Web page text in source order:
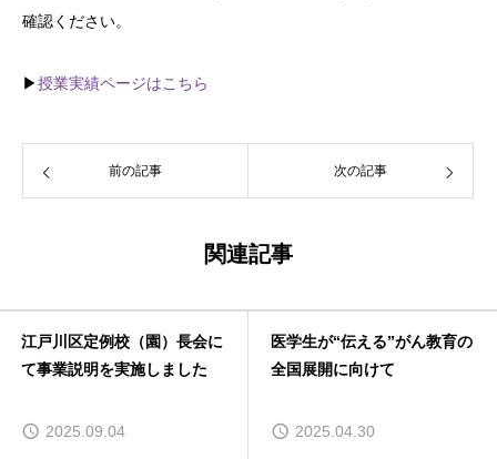
確認ください。
▶授業実績ページはこちら
前の記事 次の記事
関連記事
江戸川区定例校（園）長会に
て事業説明を実施しました
2025.09.04
医学生が“伝える”がん教育の
全国展開に向けて
2025.04.30